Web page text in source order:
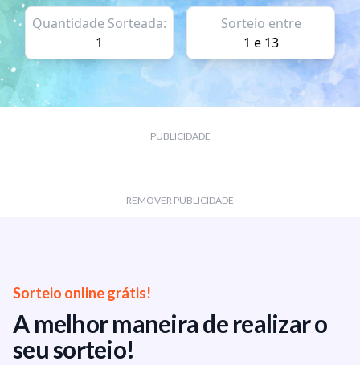
Quantidade Sorteada:
1
Sorteio entre
1 e 13
PUBLICIDADE
REMOVER PUBLICIDADE
Sorteio online grátis!
A melhor maneira de realizar o
seu sorteio!